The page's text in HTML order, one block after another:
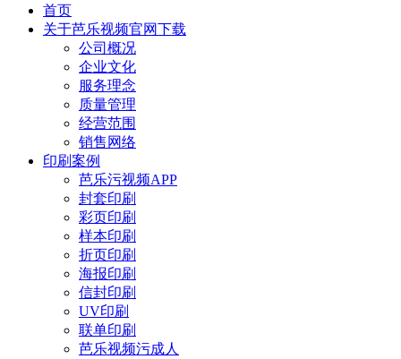
首页
关于芭乐视频官网下载
公司概况
企业文化
服务理念
质量管理
经营范围
销售网络
印刷案例
芭乐污视频APP
封套印刷
彩页印刷
样本印刷
折页印刷
海报印刷
信封印刷
UV印刷
联单印刷
芭乐视频污成人